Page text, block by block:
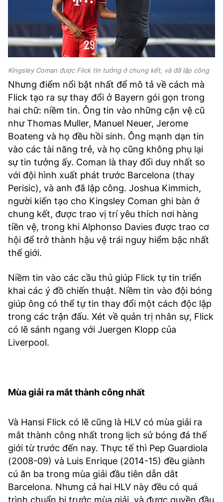
Kingsley Coman được Flick tin tưởng ở chung kết, và đã lập công
Nhưng điểm nổi bật nhất để mô tả về cách mà
Flick tạo ra sự thay đổi ở Bayern gói gọn trong
hai chữ: niềm tin. Ông tin vào những cận vệ cũ
như Thomas Muller, Manuel Neuer, Jerome
Boateng và họ đều hồi sinh. Ông mạnh dạn tin
vào các tài năng trẻ, và họ cũng không phụ lại
sự tin tưởng ấy. Coman là thay đổi duy nhất so
với đội hình xuất phát trước Barcelona (thay
Perisic), và anh đã lập công. Joshua Kimmich,
người kiến tạo cho Kingsley Coman ghi bàn ở
chung kết, được trao vị trí yêu thích nơi hàng
tiền vệ, trong khi Alphonso Davies được trao cơ
hội để trở thành hậu vệ trái nguy hiểm bậc nhất
thế giới.
Niềm tin vào các cầu thủ giúp Flick tự tin triển
khai các ý đồ chiến thuật. Niềm tin vào đội bóng
giúp ông có thể tự tin thay đổi một cách độc lập
trong các trận đấu. Xét về quản trị nhân sự, Flick
có lẽ sánh ngang với Juergen Klopp của
Liverpool.
Mùa giải ra mắt thành công nhất
Và Hansi Flick có lẽ cũng là HLV có mùa giải ra
mắt thành công nhất trong lịch sử bóng đá thế
giới từ trước đến nay. Thực tế thì Pep Guardiola
(2008-09) và Luis Enrique (2014-15) đều giành
cú ăn ba trong mùa giải đầu tiên dẫn dắt
Barcelona. Nhưng cả hai HLV này đều có quá
trình chuẩn bị trước mùa giải, và được quyền đầu